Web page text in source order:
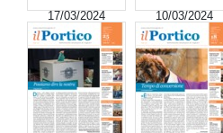
17/03/2024 10/03/2024